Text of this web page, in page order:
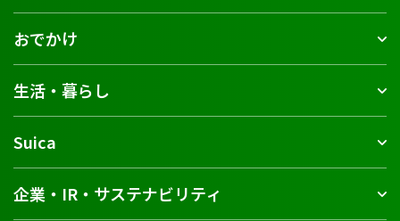
おでかけ
生活・暮らし
Suica
企業・IR・サステナビリティ